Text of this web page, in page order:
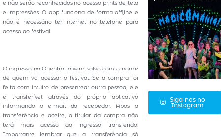
e não serão reconhecidos no acesso prints de tela
e impressões. O app funciona de forma offline e
não é necessário ter internet no telefone para
acesso ao festival.
O ingresso no Quentro já vem salvo com o nome
de quem vai acessar o festival. Se a compra foi
feita com intuito de presentear outra pessoa, ele
é transferível através do próprio aplicativo
informando o e-mail do recebedor. Após a
transferência e aceite, o titular da compra não
terá mais acesso ao ingresso transferido.
Importante lembrar que a transferência só
Siga-nos no
Instagram